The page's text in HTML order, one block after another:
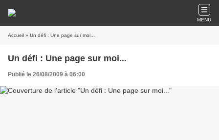
MENU
Accueil » Un défi : Une page sur moi...
Un défi : Une page sur moi...
Publié le 26/08/2009 à 06:00